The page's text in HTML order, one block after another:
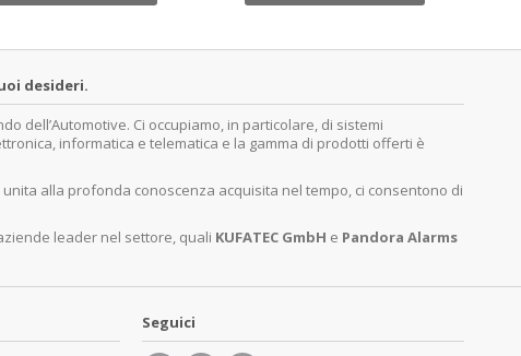
desideri.
dell’Automotive. Ci occupiamo, in particolare, di sistemi
informatica e telematica e la gamma di prodotti offerti è
alla profonda conoscenza acquisita nel tempo, ci consentono di
leader nel settore, quali KUFATEC GmbH e Pandora Alarms
Seguici